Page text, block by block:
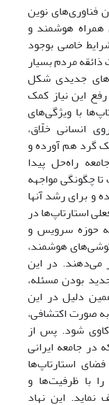
فناوری‌های نوین
همراه هوشمند و
خاصی بوجود
مردم بسیار
جدیدی شکل
این نیاز کمک
با ویژگی‌های
انسانی خلّاق،
گرد هم آورده و
راه‌حل پیدا
چگونگی مواجهه
و برای رشد آنها
استارتاپ‌ها در
حوزه سرویس و
گوشی‌های هوشمند،
می‌دهند. در این
بودن مسئله،
دلیل در این
صورت اکتشافی،
شود. پس از
جامعه ایرانی
استارتاپ‌ها
با ظرفیت‌ها و
نماید. این نهاد